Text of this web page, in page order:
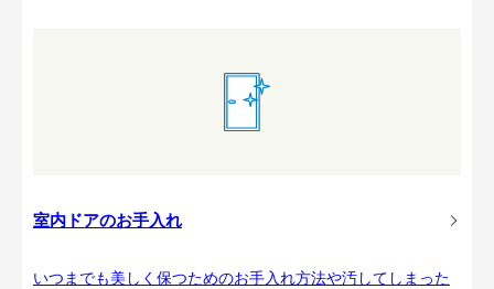
室内ドアのお手入れ
いつまでも美しく保つためのお手入れ方法や汚してしまった